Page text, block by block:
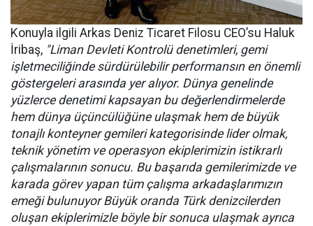
Konuyla ilgili Arkas Deniz Ticaret Filosu CEO’su Haluk
İribaş, "Liman Devleti Kontrolü denetimleri, gemi
işletmeciliğinde sürdürülebilir performansın en önemli
göstergeleri arasında yer alıyor. Dünya genelinde
yüzlerce denetimi kapsayan bu değerlendirmelerde
hem dünya üçüncülüğüne ulaşmak hem de büyük
tonajlı konteyner gemileri kategorisinde lider olmak,
teknik yönetim ve operasyon ekiplerimizin istikrarlı
çalışmalarının sonucu. Bu başarıda gemilerimizde ve
karada görev yapan tüm çalışma arkadaşlarımızın
emeği bulunuyor Büyük oranda Türk denizcilerden
oluşan ekiplerimizle böyle bir sonuca ulaşmak ayrıca